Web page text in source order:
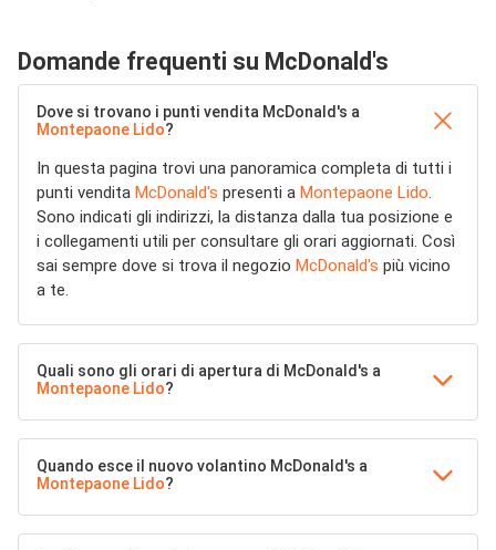
Domande frequenti su McDonald's
Dove si trovano i punti vendita McDonald's a
Montepaone Lido?
In questa pagina trovi una panoramica completa di tutti i
punti vendita McDonald's presenti a Montepaone Lido.
Sono indicati gli indirizzi, la distanza dalla tua posizione e
i collegamenti utili per consultare gli orari aggiornati. Così
sai sempre dove si trova il negozio McDonald's più vicino
a te.
Quali sono gli orari di apertura di McDonald's a
Montepaone Lido?
Quando esce il nuovo volantino McDonald's a
Montepaone Lido?